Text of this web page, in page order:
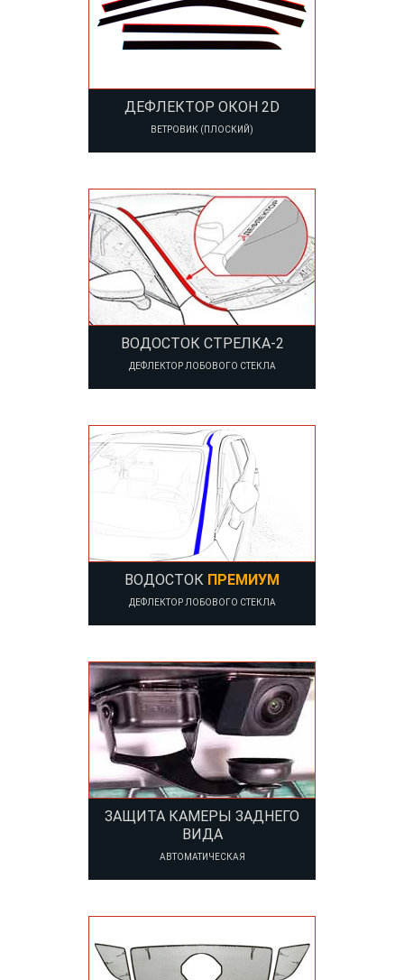
ДЕФЛЕКТОР ОКОН 2D
ВЕТРОВИК (ПЛОСКИЙ)
ВОДОСТОК СТРЕЛКА-2
ДЕФЛЕКТОР ЛОБОВОГО СТЕКЛА
ВОДОСТОК ПРЕМИУМ
ДЕФЛЕКТОР ЛОБОВОГО СТЕКЛА
ЗАЩИТА КАМЕРЫ ЗАДНЕГО
ВИДА
АВТОМАТИЧЕСКАЯ